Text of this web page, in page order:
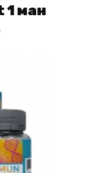
1 ман